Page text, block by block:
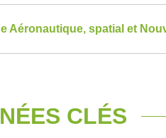
Aéronautique, spatial et
CLÉS